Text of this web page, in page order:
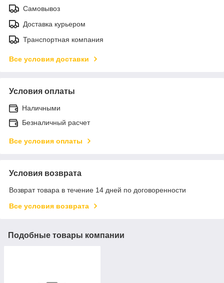
Самовывоз
Доставка курьером
Транспортная компания
Все условия доставки
Условия оплаты
Наличными
Безналичный расчет
Все условия оплаты
Условия возврата
Возврат товара в течение 14 дней по договоренности
Все условия возврата
Подобные товары компании